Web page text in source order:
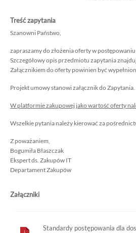
Treść zapytania
Szanowni Państwo,
zapraszamy do złożenia oferty w
Szczegółowy opis przedmiotu zapytania
Załącznikiem do oferty powinien być
Projekt umowy stanowi załącznik do Zapytania.
W platformie zakupowej jako wartość oferty
Wszelkie pytania należy kierować za
Z poważaniem,
Bogumiła Błaszczak
Ekspert ds. Zakupów IT
Departament Zakupów
Załączniki
Standardy postępowania dla